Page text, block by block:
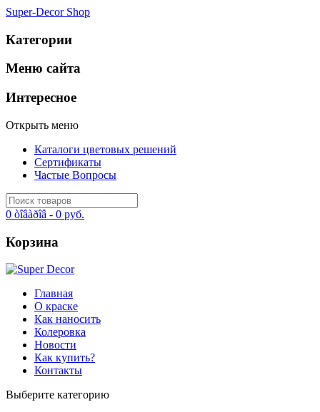
Super-Decor Shop
Категории
Меню сайта
Интересное
Открыть меню
Каталоги цветовых решений
Сертификаты
Частые Вопросы
0 òîâàðîâ - 0 руб.
Корзина
Главная
О краске
Как наносить
Колеровка
Новости
Как купить?
Контакты
Выберите категорию